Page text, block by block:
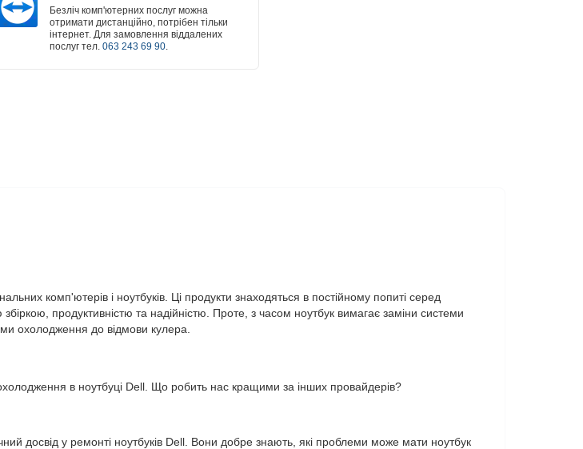
Безліч комп'ютерних послуг можна
отримати дистанційно, потрібен тільки
інтернет. Для замовлення віддалених
послуг тел.063 243 69 90.
комп'ютерів і ноутбуків. Ці продукти знаходяться в постійному попиті серед
продуктивністю та надійністю. Проте, з часом ноутбук вимагає заміни системи
охолодження до відмови кулера.
в ноутбуці Dell. Що робить нас кращими за інших провайдерів?
досвід у ремонті ноутбуків Dell. Вони добре знають, які проблеми може мати ноутбук